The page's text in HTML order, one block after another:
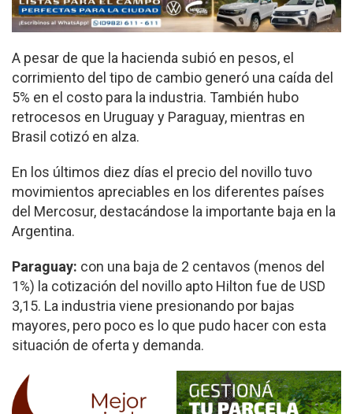
A pesar de que la hacienda subió en pesos, el
corrimiento del tipo de cambio generó una caída del
5% en el costo para la industria. También hubo
retrocesos en Uruguay y Paraguay, mientras en
Brasil cotizó en alza.
En los últimos diez días el precio del novillo tuvo
movimientos apreciables en los diferentes países
del Mercosur, destacándose la importante baja en la
Argentina.
Paraguay: con una baja de 2 centavos (menos del
1%) la cotización del novillo apto Hilton fue de USD
3,15. La industria viene presionando por bajas
mayores, pero poco es lo que pudo hacer con esta
situación de oferta y demanda.